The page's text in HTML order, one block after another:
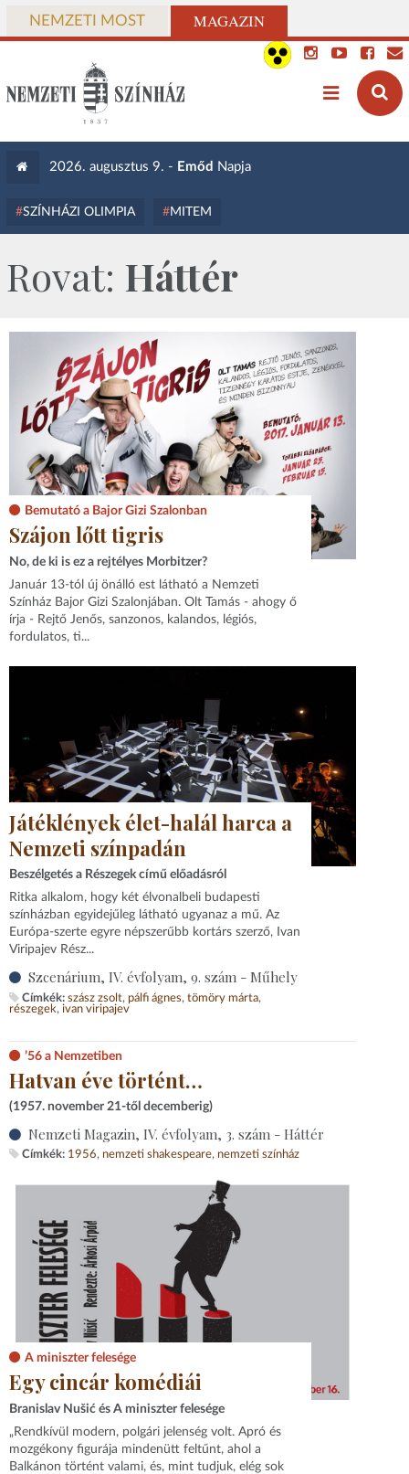
NEMZETI MOST MAGAZIN
2026. augusztus 9. - Emőd Napja
SZÍNHÁZI OLIMPIA MITEM
Rovat: Háttér
Bemutató a Bajor Gizi Szalonban
Szájon lőtt tigris
No, de ki is ez a rejtélyes Morbitzer?
Január 13-tól új önálló est látható a Nemzeti
Színház Bajor Gizi Szalonjában. Olt Tamás - ahogy ő
írja - Rejtő Jenős, sanzonos, kalandos, légiós,
fordulatos, ti...
Játéklények élet-halál harca a
Nemzeti színpadán
Beszélgetés a Részegek című előadásról
Ritka alkalom, hogy két élvonalbeli budapesti
színházban egyidejűleg látható ugyanaz a mű. Az
Európa-szerte egyre népszerűbb kortárs szerző, Ivan
Viripajev Rész...
Szcenárium, IV. évfolyam, 9. szám - Műhely
Címkék: szász zsolt pálfi ágnes
tömöry márta
részegek
ivan viripajev
’56 a Nemzetiben
Hatvan éve történt…
(1957. november 21-től decemberig)
Nemzeti Magazin, IV. évfolyam, 3. szám - Háttér
Címkék: 1956 nemzeti shakespeare nemzeti színház
A miniszter felesége
Egy cincár komédiái
Branislav Nušić és A miniszter felesége
„Rendkívül modern, polgári jelenség volt. Apró és
mozgékony figurája mindenütt feltűnt, ahol a
Balkánon történt valami, és, mint tudjuk, elég sok